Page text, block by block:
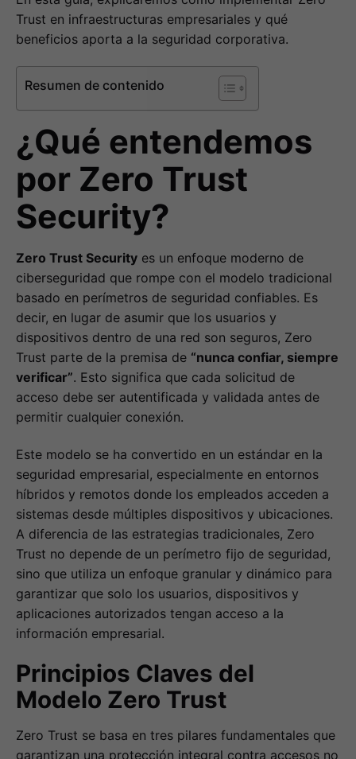
Trust en infraestructuras empresariales y qué
beneficios aporta a la seguridad corporativa.
Resumen de contenido
¿Qué entendemos
por Zero Trust
Security?
Zero Trust Security es un enfoque moderno de
ciberseguridad que rompe con el modelo tradicional
basado en perímetros de seguridad confiables. Es
decir, en lugar de asumir que los usuarios y
dispositivos dentro de una red son seguros, Zero
Trust parte de la premisa de “nunca confiar, siempre
verificar”. Esto significa que cada solicitud de
acceso debe ser autentificada y validada antes de
permitir cualquier conexión.
Este modelo se ha convertido en un estándar en la
seguridad empresarial, especialmente en entornos
híbridos y remotos donde los empleados acceden a
sistemas desde múltiples dispositivos y ubicaciones.
A diferencia de las estrategias tradicionales, Zero
Trust no depende de un perímetro fijo de seguridad,
sino que utiliza un enfoque granular y dinámico para
garantizar que solo los usuarios, dispositivos y
aplicaciones autorizados tengan acceso a la
información empresarial.
Principios Claves del
Modelo Zero Trust
Zero Trust se basa en tres pilares fundamentales que
garantizan una protección integral contra accesos no